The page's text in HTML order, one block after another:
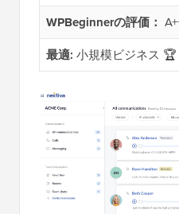
WPBeginnerの評価：
最適: 小規模ビジネス 🏆